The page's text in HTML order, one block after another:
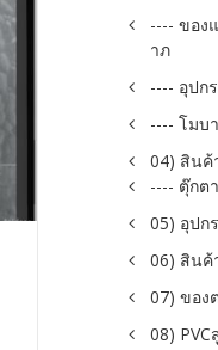
---- ของ
าภ
---- อุปก
---- โมบ
04) สินค้
---- ตุ๊กต
05) อุปก
06) สินค้
07) ของ
08)